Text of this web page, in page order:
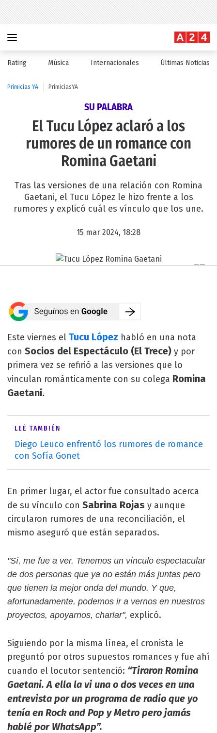
Rating Música Internacionales Últimas Noticias
Primicias YA PrimiciasYA
SU PALABRA
El Tucu López aclaró a los
rumores de un romance con
Romina Gaetani
Tras las versiones de una relación con Romina
Gaetani, el Tucu López le hizo frente a los
rumores y explicó cuál es vínculo que los une.
15 mar 2024, 18:28
Este viernes el Tucu López habló en una nota
con Socios del Espectáculo (El Trece) y por
primera vez se refirió a las versiones que lo
vinculan románticamente con su colega Romina
Gaetani.
LEÉ TAMBIÉN
Diego Leuco enfrentó los rumores de romance
con Sofía Gonet
En primer lugar, el actor fue consultado acerca
de su vínculo con Sabrina Rojas y aunque
circularon rumores de una reconciliación, el
mismo aseguró que están separados.
"Sí, me fue a ver. Tenemos un vínculo espectacular
de dos personas que ya no están más juntas pero
que tienen la mejor onda del mundo. Y que,
afortunadamente, podemos ir a vernos en nuestros
proyectos, apoyarnos, charlar", explicó.
Siguiendo por la misma línea, el cronista le
preguntó por otros supuestos romances y fue ahí
cuando el locutor sentenció: “Tiraron Romina
Gaetani. A ella la vi una o dos veces en una
entrevista por un programa de radio que yo
tenía en Rock and Pop y Metro pero jamás
hablé por WhatsApp”.